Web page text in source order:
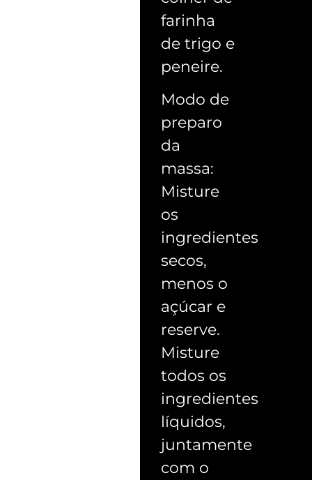
farinha
de trigo e
peneire.
Modo de
preparo
da
massa:
Misture
os
ingredientes
secos,
menos o
açúcar e
reserve.
Misture
todos os
ingredientes
líquidos,
juntamente
com o